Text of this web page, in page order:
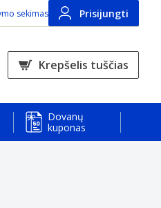
sekimas Prisijungti
Krepšelis tuščias
Dovanų
kuponas